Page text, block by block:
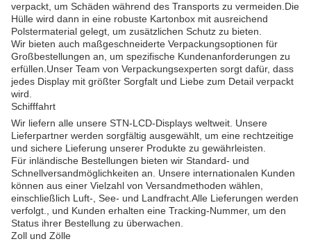
verpackt, um Schäden während des Transports zu vermeiden.Die
Hülle wird dann in eine robuste Kartonbox mit ausreichend
Polstermaterial gelegt, um zusätzlichen Schutz zu bieten.
Wir bieten auch maßgeschneiderte Verpackungsoptionen für
Großbestellungen an, um spezifische Kundenanforderungen zu
erfüllen.Unser Team von Verpackungsexperten sorgt dafür, dass
jedes Display mit größter Sorgfalt und Liebe zum Detail verpackt
wird.
Schifffahrt
Wir liefern alle unsere STN-LCD-Displays weltweit. Unsere
Lieferpartner werden sorgfältig ausgewählt, um eine rechtzeitige
und sichere Lieferung unserer Produkte zu gewährleisten.
Für inländische Bestellungen bieten wir Standard- und
Schnellversandmöglichkeiten an. Unsere internationalen Kunden
können aus einer Vielzahl von Versandmethoden wählen,
einschließlich Luft-, See- und Landfracht.Alle Lieferungen werden
verfolgt., und Kunden erhalten eine Tracking-Nummer, um den
Status ihrer Bestellung zu überwachen.
Zoll und Zölle